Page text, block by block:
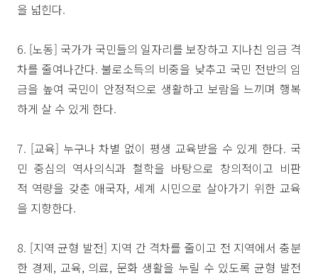
을 넓힌다.
6. [노동] 국가가 국민들의 일자리를 보장하고 지나친 임금 격
차를 줄여나간다. 불로소득의 비중을 낮추고 국민 전반의 임
금을 높여 국민이 안정적으로 생활하고 보람을 느끼며 행복
하게 살 수 있게 한다.
7. [교육] 누구나 차별 없이 평생 교육받을 수 있게 한다. 국
민 중심의 역사의식과 철학을 바탕으로 창의적이고 비판
적 역량을 갖춘 애국자, 세계 시민으로 살아가기 위한 교육
을 지향한다.
8. [지역 균형 발전] 지역 간 격차를 줄이고 전 지역에서 충분
한 경제, 교육, 의료, 문화 생활을 누릴 수 있도록 균형 발전